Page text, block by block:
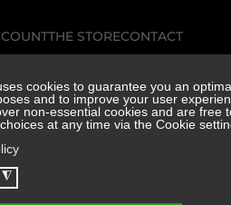
THE STORECONTACT